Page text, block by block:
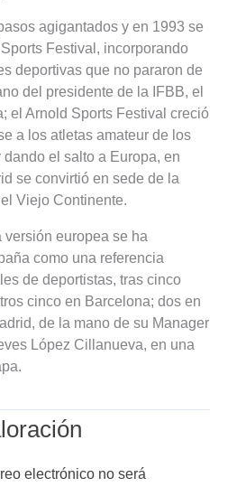
agigantados y en 1993 se
Festival, incorporando
deportivas que no pararon de
del presidente de la IFBB, el
el Arnold Sports Festival creció
a los atletas amateur de los
el salto a Europa, en
se convirtió en sede de la
Viejo Continente.
versión europea se ha
como una referencia
de deportistas, tras cinco
cinco en Barcelona; dos en
de la mano de su Manager
López Cillanueva, en una
electrónico no será